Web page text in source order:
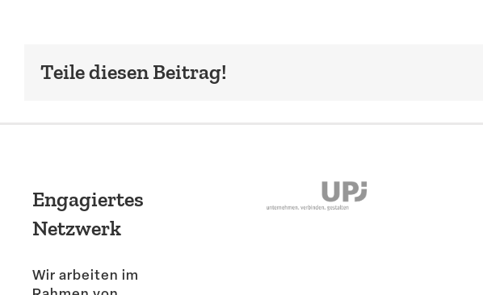
Teile diesen Beitrag!
Engagiertes
Netzwerk
Wir arbeiten im